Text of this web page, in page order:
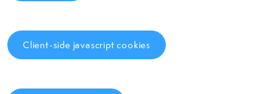
Client-side javascript cookies